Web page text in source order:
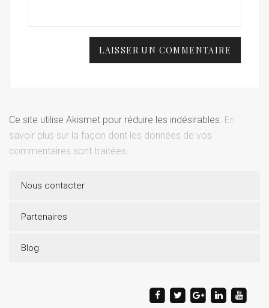
Ce site utilise Akismet pour réduire les indésirables. En
savoir plus sur la façon dont les données de vos
commentaires sont traitées.
Nous contacter
Partenaires
Blog